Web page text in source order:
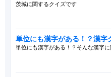
茨城に関するクイズです
単位にも漢字がある！？漢字
単位にも漢字がある！？そんな漢字